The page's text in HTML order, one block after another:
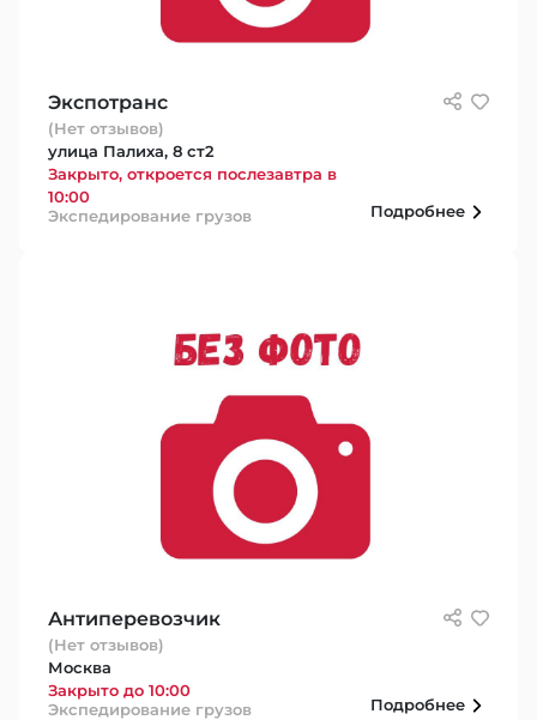
Экспотранс
(Нет отзывов)
улица Палиха, 8 ст2
Закрыто, откроется послезавтра в
10:00
Экспедирование грузов
Подробнее
Антиперевозчик
(Нет отзывов)
Москва
Закрыто до 10:00
Экспедирование грузов
Подробнее